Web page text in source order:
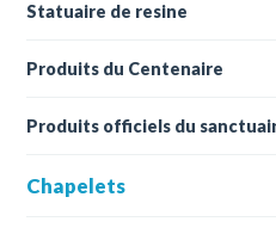
Statuaire de resine
Produits du Centenaire
Produits officiels du
Chapelets